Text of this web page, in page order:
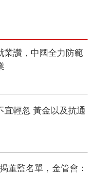
業讚，中國全力防範
宜輕忽 黃金以及抗通
董監名單，金管會：